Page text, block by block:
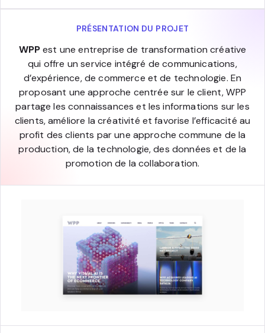
PRÉSENTATION DU PROJET
WPPest une entreprise de transformation créative
qui offre un service intégré de communications,
d’expérience, de commerce et de technologie. En
proposant une approche centrée sur le client, WPP
partage les connaissances et les informations sur les
clients, améliore la créativité et favorise l’efficacité au
profit des clients par une approche commune de la
production, de la technologie, des données et de la
promotion de la collaboration.